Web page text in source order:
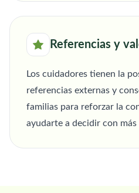
Referencias y
Los cuidadores tienen la
referencias externas y
familias para reforzar la
ayudarte a decidir con más